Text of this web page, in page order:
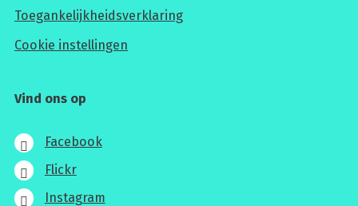
Toegankelijkheidsverklaring
Cookie instellingen
Vind ons op
Facebook
Flickr
Instagram